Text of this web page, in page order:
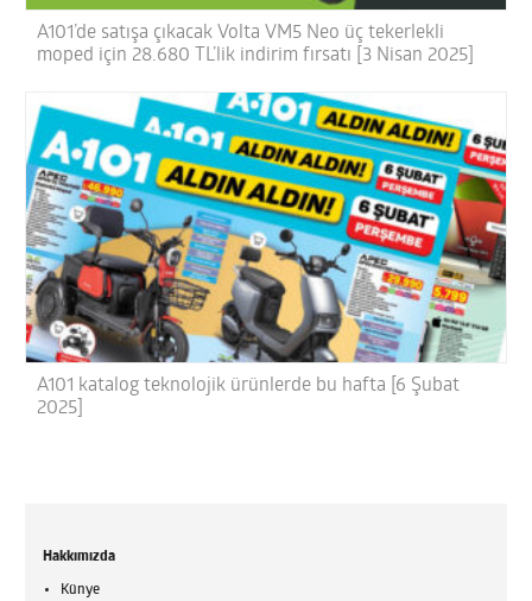
A101’de satışa çıkacak Volta VM5 Neo üç tekerlekli
moped için 28.680 TL’lik indirim fırsatı [3 Nisan 2025]
A101 katalog teknolojik ürünlerde bu hafta [6 Şubat
2025]
Hakkımızda
Künye